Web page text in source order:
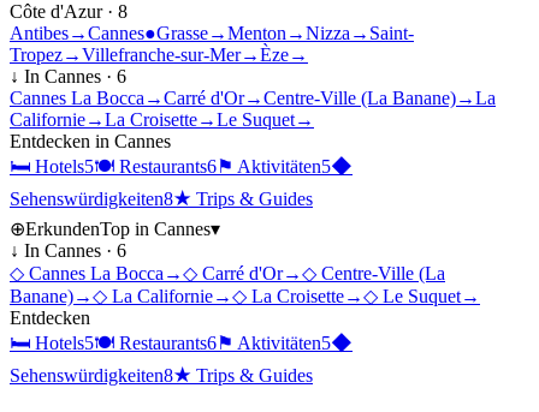
Côte d'Azur· 8
Antibes→Cannes●Grasse→Menton →Nizza → Saint-
Tropez→Villefranche-sur-Mer→Èze→
↓ In Cannes · 6
Cannes La Bocca →Carré d'Or→Centre-Ville (La Banane)→La
Californie→La Croisette→Le Suquet→
Entdecken in Cannes
🛏 Hotels5🍽 Restaurants6⚑ Aktivitäten5◆
Sehenswürdigkeiten8★ Trips & Guides
⊕ErkundenTop in Cannes▾
↓ In Cannes · 6
◇ Cannes La Bocca →◇ Carré d'Or→◇ Centre-Ville (La
Banane)→◇ La Californie→◇ La Croisette→◇ Le Suquet→
Entdecken
🛏 Hotels5🍽 Restaurants6⚑ Aktivitäten5◆
Sehenswürdigkeiten8★ Trips & Guides